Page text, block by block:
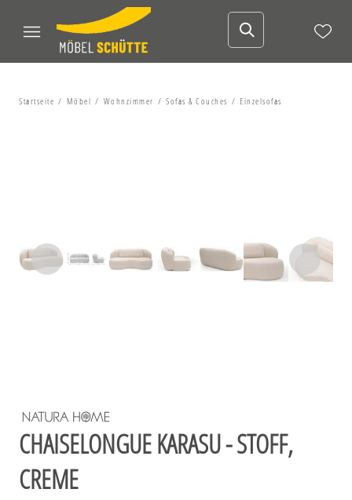
Startseite Möbel Wohnzimmer Sofas & Couches Einzelsofas
CHAISELONGUE KARASU - STOFF,
CREME